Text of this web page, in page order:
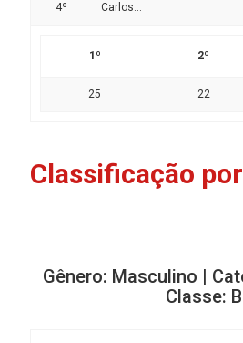
4º Carlos...
1º 2º
25 22
Classificação
Gênero: Masculino |
Classe: B